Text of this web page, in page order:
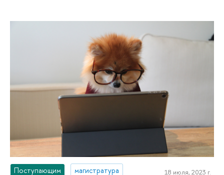
Поступающим магистратура 18 июля, 2023 г.